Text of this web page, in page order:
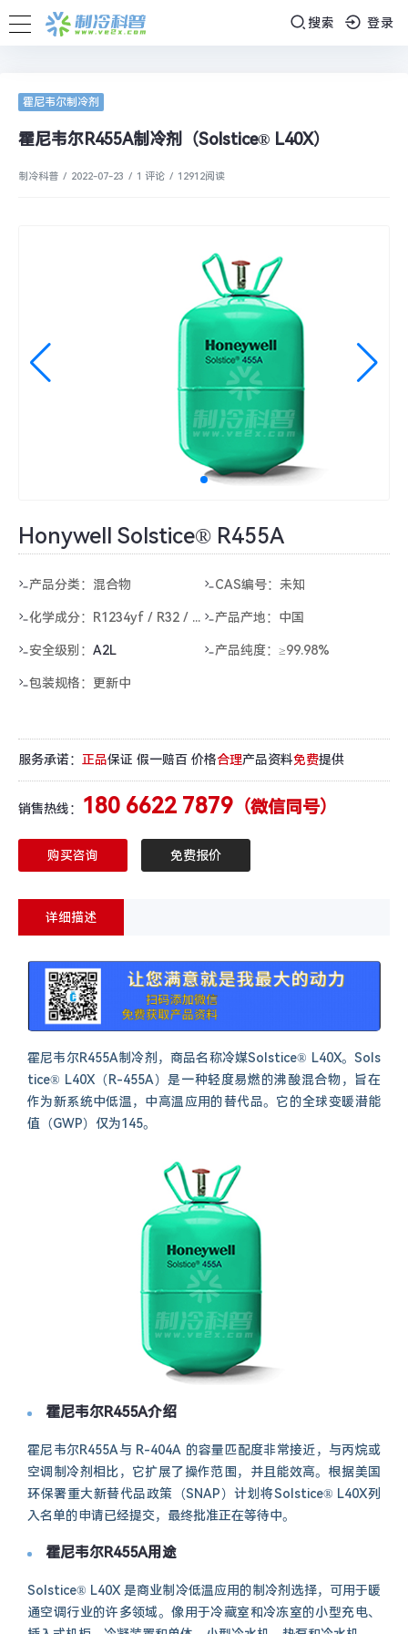
搜索 登录
霍尼韦尔制冷剂
霍尼韦尔R455A制冷剂（Solstice® L40X）
制冷科普 / 2022-07-23 / 1 评论 / 12912阅读
Honywell Solstice® R455A
产品分类：混合物 CAS编号：未知
化学成分： R1234yf / R32 / R744产品产地：中国
安全级别： A2L 产品纯度：≥99.98%
包装规格：更新中
服务承诺： 正品保证 假一赔百 价格合理产品资料免费提供
销售热线： 180 6622 7879 （微信同号）
购买咨询 免费报价
详细描述
霍尼韦尔R455A制冷剂，商品名称冷媒Solstice® L40X。Sols
tice® L40X（R-455A）是一种轻度易燃的沸酸混合物，旨在
作为新系统中低温，中高温应用的替代品。它的全球变暖潜能
值（GWP）仅为145。
霍尼韦尔R455A介绍
霍尼韦尔R455A与 R-404A 的容量匹配度非常接近，与丙烷或
空调制冷剂相比，它扩展了操作范围，并且能效高。根据美国
环保署重大新替代品政策（SNAP）计划将Solstice® L40X列
入名单的申请已经提交，最终批准正在等待中。
霍尼韦尔R455A用途
Solstice® L40X 是商业制冷低温应用的制冷剂选择，可用于暖
通空调行业的许多领域。像用于冷藏室和冷冻室的小型充电、